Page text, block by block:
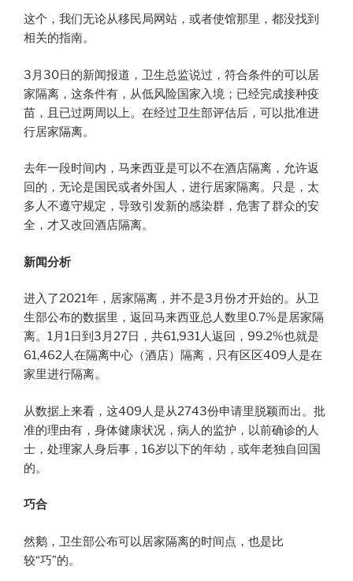
这个，我们无论从移民局网站，或者使馆那里，都没找到
相关的指南。
3月30日的新闻报道，卫生总监说过，符合条件的可以居
家隔离，这条件有，从低风险国家入境；已经完成接种疫
苗，且已过两周以上。在经过卫生部评估后，可以批准进
行居家隔离。
去年一段时间内，马来西亚是可以不在酒店隔离，允许返
回的，无论是国民或者外国人，进行居家隔离。只是，太
多人不遵守规定，导致引发新的感染群，危害了群众的安
全，才又改回酒店隔离。​
新闻分析
进入了2021年，居家隔离，并不是3月份才开始的。从卫
生部公布的数据里，返回马来西亚总人数里0.7%是居家隔
离。1月1日到3月27日，共61,931人返回，99.2%也就是
61,462人在隔离中心（酒店）隔离，只有区区409人是在
家里进行隔离。
从数据上来看，这409人是从2743份申请里脱颖而出。批
准的理由有，身体健康状况，病人的监护，以前确诊的人
士，处理家人身后事，16岁以下的年幼，或年老独自回国
的。
巧合
然鹅，卫生部公布可以居家隔离的时间点，也是比
较“巧”的。